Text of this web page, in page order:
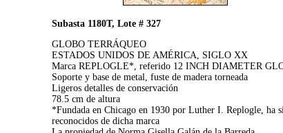
Subasta 1180T, Lote # 327
GLOBO TERRÁQUEO
ESTADOS UNIDOS DE AMÉRICA, SIGLO XX
Marca REPLOGLE*, referido 12 INCH DIAMETER
Soporte y base de metal, fuste de madera torneada
Ligeros detalles de conservación
78.5 cm de altura
*Fundada en Chicago en 1930 por Luther I. Replogle, ha
reconocidos de dicha marca